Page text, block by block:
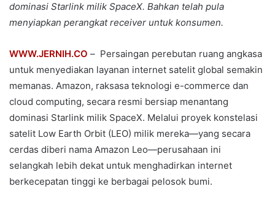
dominasi Starlink milik SpaceX. Bahkan telah pula
menyiapkan perangkat receiver untuk konsumen.
WWW.JERNIH.CO – ​ Persaingan perebutan ruang angkasa
untuk menyediakan layanan internet satelit global semakin
memanas. Amazon, raksasa teknologi e-commerce dan
cloud computing, secara resmi bersiap menantang
dominasi Starlink milik SpaceX. Melalui proyek konstelasi
satelit Low Earth Orbit (LEO) milik mereka—yang secara
cerdas diberi nama Amazon Leo—perusahaan ini
selangkah lebih dekat untuk menghadirkan internet
berkecepatan tinggi ke berbagai pelosok bumi.